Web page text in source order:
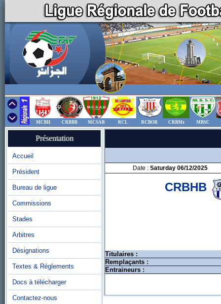
MCBH CRBBB MCSAB RCL RCBOR CRBMz MBSC
Présentation
Accueil
Président
Bureau de ligue
Commissions
Stades
Arbitres
Désignations
Textes & Réglements
Docs à télécharger
Contactez-nous
Date : Saturday 06/12/2025
CRBHB
Titulaires :
Remplaçants :
Entraineurs :